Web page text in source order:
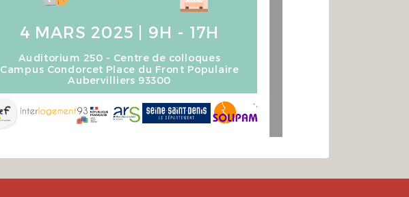
4 MARS 2025 | 9H - 17H
Auditorium 250 - Centre de colloques
Campus Condorcet Place du Front Populaire
Aubervilliers 93300